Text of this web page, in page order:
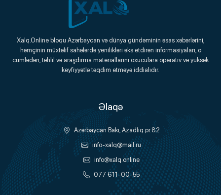
Xalq.Online
Onlayn Platforma
Xalq.Online bloqu Azərbaycan və dünya gündəminin əsas xəbərlərini,
həmçinin müxtəlif sahələrdə yenilikləri əks etdirən informasiyaları, o
cümlədən, təhlil və araşdırma materiallarını oxuculara operativ və yüksək
keyfiyyətlə təqdim etməyə iddialıdır.
Əlaqə
Azərbaycan Bakı, Azadlıq pr.82
info-xalq@mail.ru
info@xalq.online
077 611-00-55